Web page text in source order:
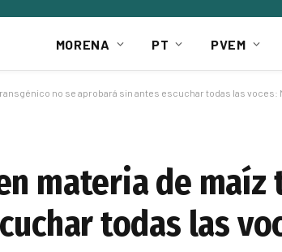
MORENA PT PVEM
no se aprobará sin antes escuchar todas las voces:
materia de
todas las